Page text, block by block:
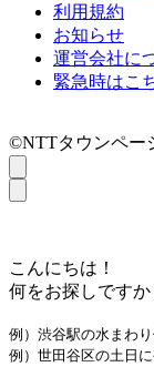
利用規約
お知らせ
運営会社に
緊急時はこ
©NTTタウンペー
こんにちは！
何をお探しですか
例）渋谷駅の水まわ
例）世田谷区の土日